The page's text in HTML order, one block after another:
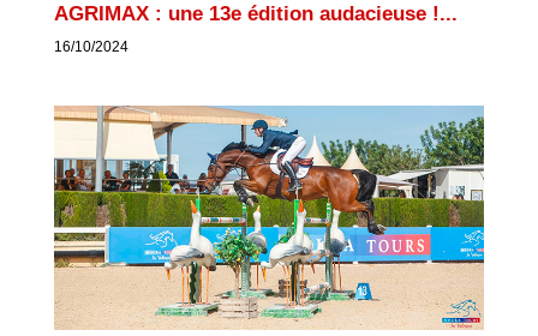
AGRIMAX : une 13e édition audacieuse !...
16/10/2024